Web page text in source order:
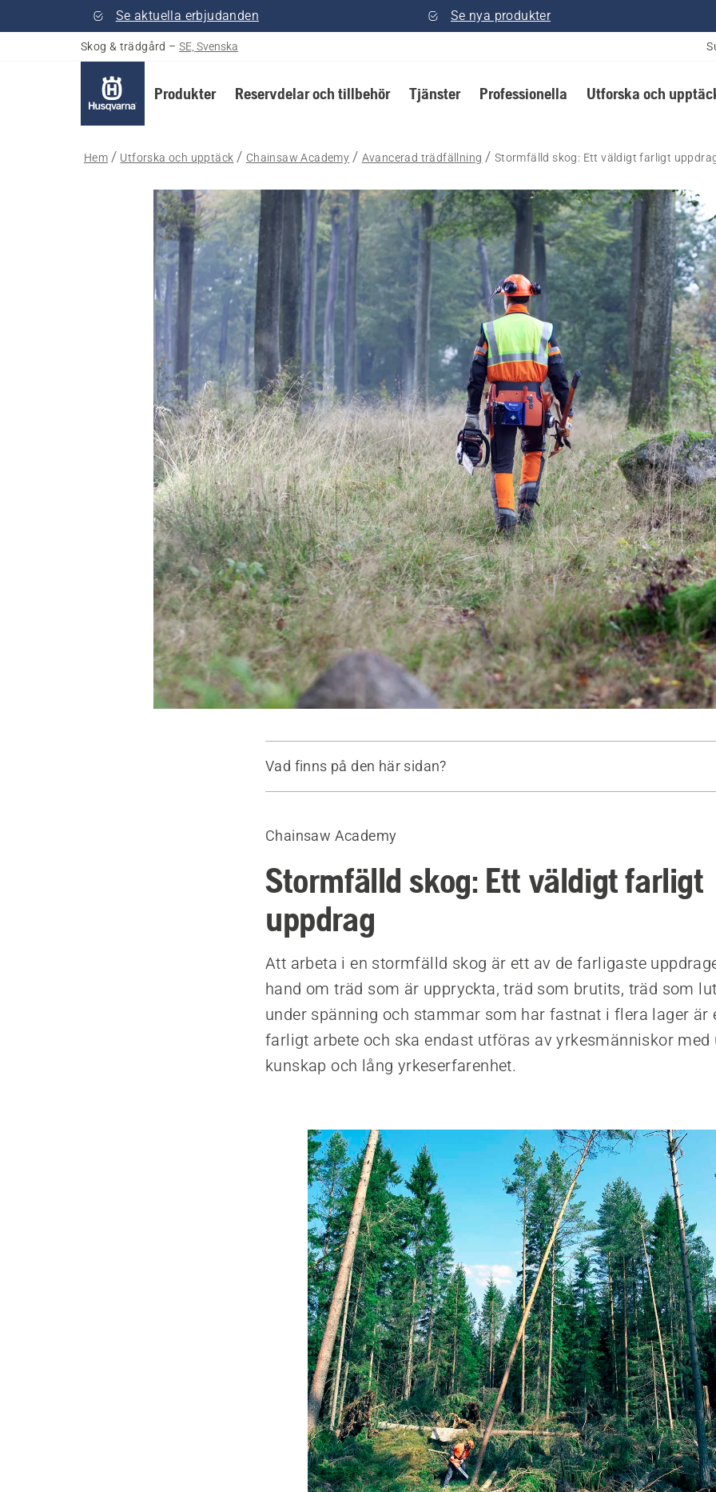
Se aktuella erbjudanden Se nya produkter
Skog & trädgård – SE, Svenska
Produkter Reservdelar och tillbehör Tjänster Professionella Utforska och
Hem Utforska och upptäck Chainsaw Academy Avancerad trädfällning Stormfälld skog: Ett väldigt farligt
Vad finns på den här sidan?
Utrustning när du arbetar i stormfälld skog
Fäll i rätt ordning
Chainsaw Academy
Stormfälld skog: Ett väldigt farligt
uppdrag
Att arbeta i en stormfälld skog är ett av de farligaste
hand om träd som är uppryckta, träd som brutits, träd som
under spänning och stammar som har fastnat i flera lager är
farligt arbete och ska endast utföras av yrkesmänniskor
kunskap och lång yrkeserfarenhet.